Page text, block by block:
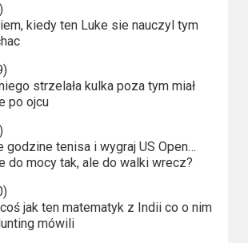
kiedy ten Luke sie nauczyl tym
strzelała kulka poza tym miał
po ojcu
godzine tenisa i wygraj US Open…
do mocy tak, ale do walki wrecz?
jak ten matematyk z Indii co o nim
mówili